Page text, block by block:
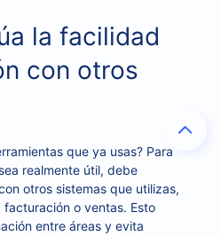
la facilidad
con otros
que ya usas? Para
realmente útil, debe
otros sistemas que utilizas,
o ventas. Esto
entre áreas y evita